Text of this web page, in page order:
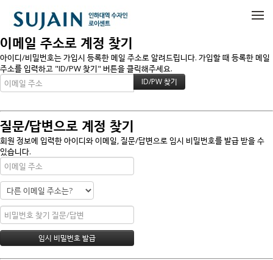
이메일 주소로 계정 찾기
아이디/비밀번호는 가입시 등록한 메일 주소로 알려드립니다. 가입할 때 등록한 메일
주소를 입력하고 "ID/PW 찾기" 버튼을 클릭해주세요.
질문/답변으로 계정 찾기
회원 정보에 입력한 아이디와 이메일, 질문/답변으로 임시 비밀번호를 발급 받을 수
있습니다.